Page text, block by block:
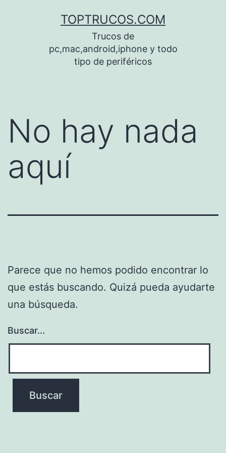
TOPTRUCOS.COM
Trucos de
pc,mac,android,iphone y todo
tipo de periféricos
No hay nada
aquí
Parece que no hemos podido encontrar lo
que estás buscando. Quizá pueda ayudarte
una búsqueda.
Buscar...